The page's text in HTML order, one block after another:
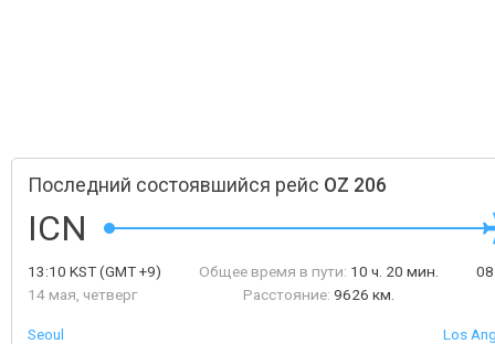
Последний состоявшийся рейс OZ 206
ICN
13:10 KST(GMT +9)
14 мая, четверг
Общее время в пути: 10 ч. 20 мин.
Расстояние: 9626 км.
Seoul
Los